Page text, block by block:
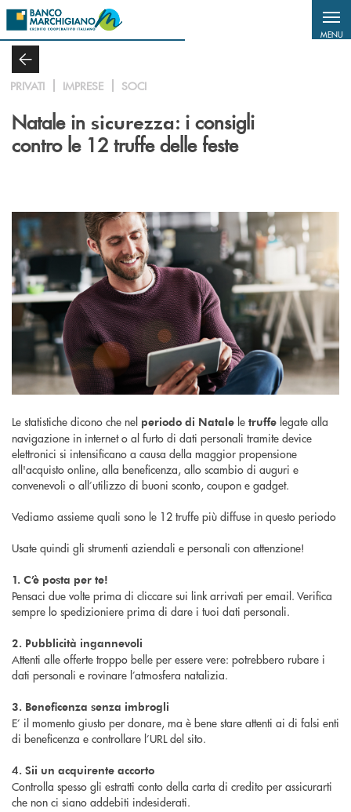
Salta al contenuto principale
MENU
PRIVATI IMPRESE SOCI
Natale in sicurezza: i consigli
contro le 12 truffe delle feste
Le statistiche dicono che nel periodo di Natale le truffe legate alla
navigazione in internet o al furto di dati personali tramite device
elettronici si intensificano a causa della maggior propensione
all'acquisto online, alla beneficenza, allo scambio di auguri e
convenevoli o all’utilizzo di buoni sconto, coupon e gadget.
Vediamo assieme quali sono le 12 truffe più diffuse in questo periodo
Usate quindi gli strumenti aziendali e personali con attenzione!
1. C’è posta per te!
Pensaci due volte prima di cliccare sui link arrivati per email. Verifica
sempre lo spedizioniere prima di dare i tuoi dati personali.
2. Pubblicità ingannevoli
Attenti alle offerte troppo belle per essere vere: potrebbero rubare i
dati personali e rovinare l’atmosfera natalizia.
3. Beneficenza senza imbrogli
E’ il momento giusto per donare, ma è bene stare attenti ai di falsi enti
di beneficenza e controllare l’URL del sito.
4. Sii un acquirente accorto
Controlla spesso gli estratti conto della carta di credito per assicurarti
che non ci siano addebiti indesiderati.